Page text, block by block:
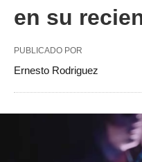
en su
PUBLICADO POR
Ernesto Rodriguez